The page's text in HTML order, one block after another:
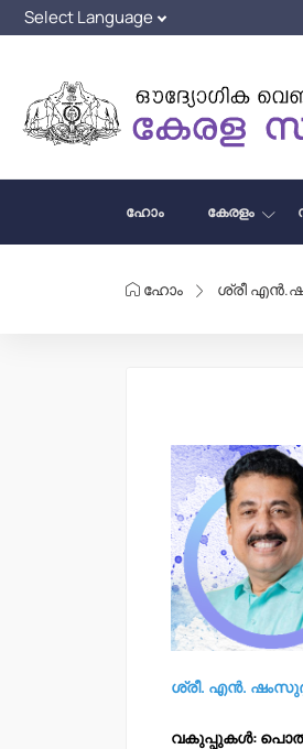
ഹോം കേരളം
ഹോം ശ്രീ
ശ്രീ. എൻ.
വകുപ്പുകൾ: